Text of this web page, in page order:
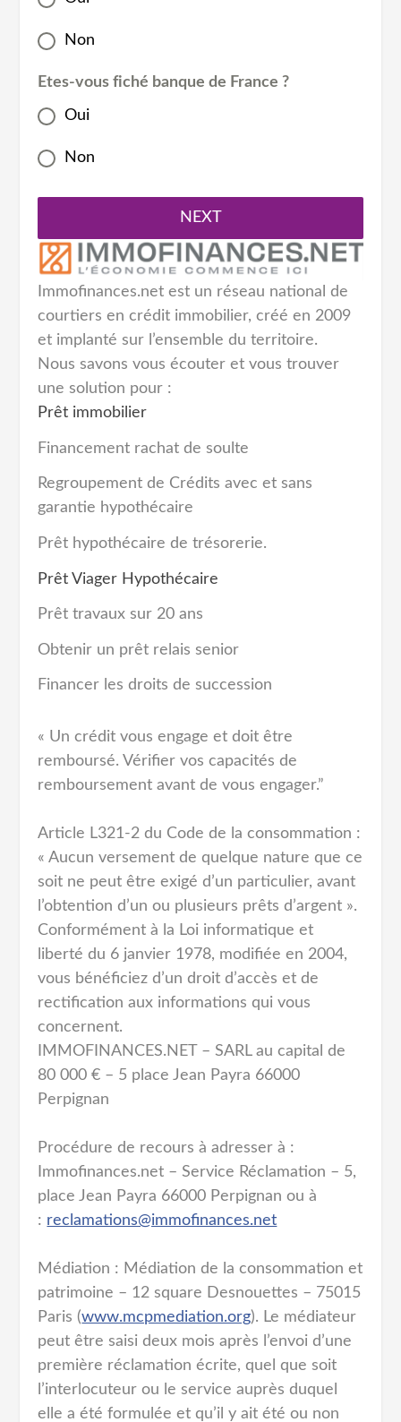
Non
Etes-vous fiché banque de France ?
Oui
Non
NEXT
Immofinances.net est un réseau national de
courtiers en crédit immobilier, créé en 2009
et implanté sur l’ensemble du territoire.
Nous savons vous écouter et vous trouver
une solution pour :
Prêt immobilier
Financement rachat de soulte
Regroupement de Crédits avec et sans
garantie hypothécaire
Prêt hypothécaire de trésorerie.
Prêt Viager Hypothécaire
Prêt travaux sur 20 ans
Obtenir un prêt relais senior
Financer les droits de succession
« Un crédit vous engage et doit être
remboursé. Vérifier vos capacités de
remboursement avant de vous engager.”
Article L321-2 du Code de la consommation :
« Aucun versement de quelque nature que ce
soit ne peut être exigé d’un particulier, avant
l’obtention d’un ou plusieurs prêts d’argent ».
Conformément à la Loi informatique et
liberté du 6 janvier 1978, modifiée en 2004,
vous bénéficiez d’un droit d’accès et de
rectification aux informations qui vous
concernent.
IMMOFINANCES.NET – SARL au capital de
80 000 € – 5 place Jean Payra 66000
Perpignan
Procédure de recours à adresser à :
Immofinances.net – Service Réclamation – 5,
place Jean Payra 66000 Perpignan ou à
: reclamations@immofinances.net
Médiation : Médiation de la consommation et
patrimoine – 12 square Desnouettes – 75015
Paris (www.mcpmediation.org). Le médiateur
peut être saisi deux mois après l’envoi d’une
première réclamation écrite, quel que soit
l’interlocuteur ou le service auprès duquel
elle a été formulée et qu’il y ait été ou non